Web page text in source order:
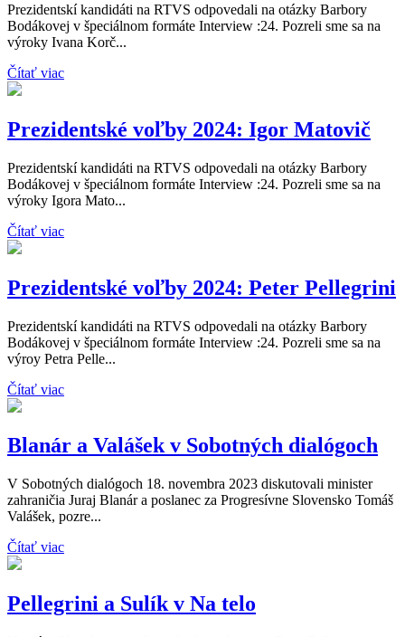
Prezidentskí kandidáti na RTVS odpovedali na otázky Barbory
Bodákovej v špeciálnom formáte Interview :24. Pozreli sme sa na
výroky Ivana Korč...
Čítať viac
Prezidentské voľby 2024: Igor Matovič
Prezidentskí kandidáti na RTVS odpovedali na otázky Barbory
Bodákovej v špeciálnom formáte Interview :24. Pozreli sme sa na
výroky Igora Mato...
Čítať viac
Prezidentské voľby 2024: Peter Pellegrini
Prezidentskí kandidáti na RTVS odpovedali na otázky Barbory
Bodákovej v špeciálnom formáte Interview :24. Pozreli sme sa na
výroy Petra Pelle...
Čítať viac
Blanár a Valášek v Sobotných dialógoch
V Sobotných dialógoch 18. novembra 2023 diskutovali minister
zahraničia Juraj Blanár a poslanec za Progresívne Slovensko Tomáš
Valášek, pozre...
Čítať viac
Pellegrini a Sulík v Na telo